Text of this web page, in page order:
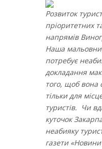
Розвиток
пріоритетних
напрямів
Наша
потребує
докладання
того, щоб вона
тільки для
туристів. Чи
куточок
неабияку
газети